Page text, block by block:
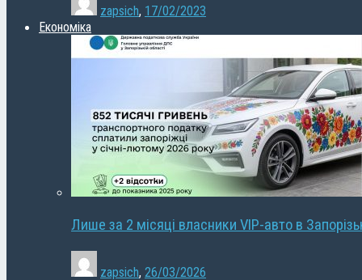
zapsich, 17/02/2023
Економіка
Лише за 2 місяці власники VIP-авто в
zapsich, 26/03/2026